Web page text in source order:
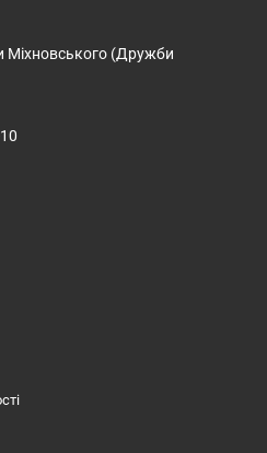
Міхновського (Дружби